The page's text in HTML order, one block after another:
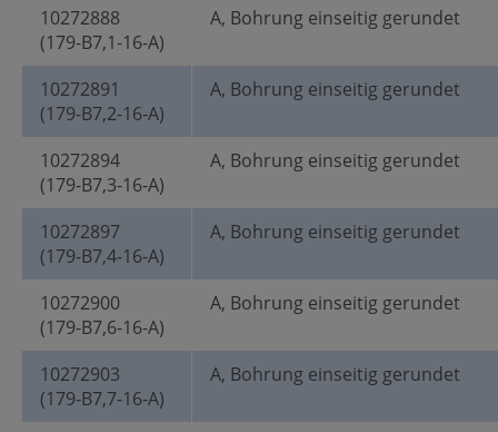
10272888
(179-B7,1-16-A)
A, Bohrung einseitig gerundet
10272891
(179-B7,2-16-A)
A, Bohrung einseitig gerundet
10272894
(179-B7,3-16-A)
A, Bohrung einseitig gerundet
10272897
(179-B7,4-16-A)
A, Bohrung einseitig gerundet
10272900
(179-B7,6-16-A)
A, Bohrung einseitig gerundet
10272903
(179-B7,7-16-A)
A, Bohrung einseitig gerundet